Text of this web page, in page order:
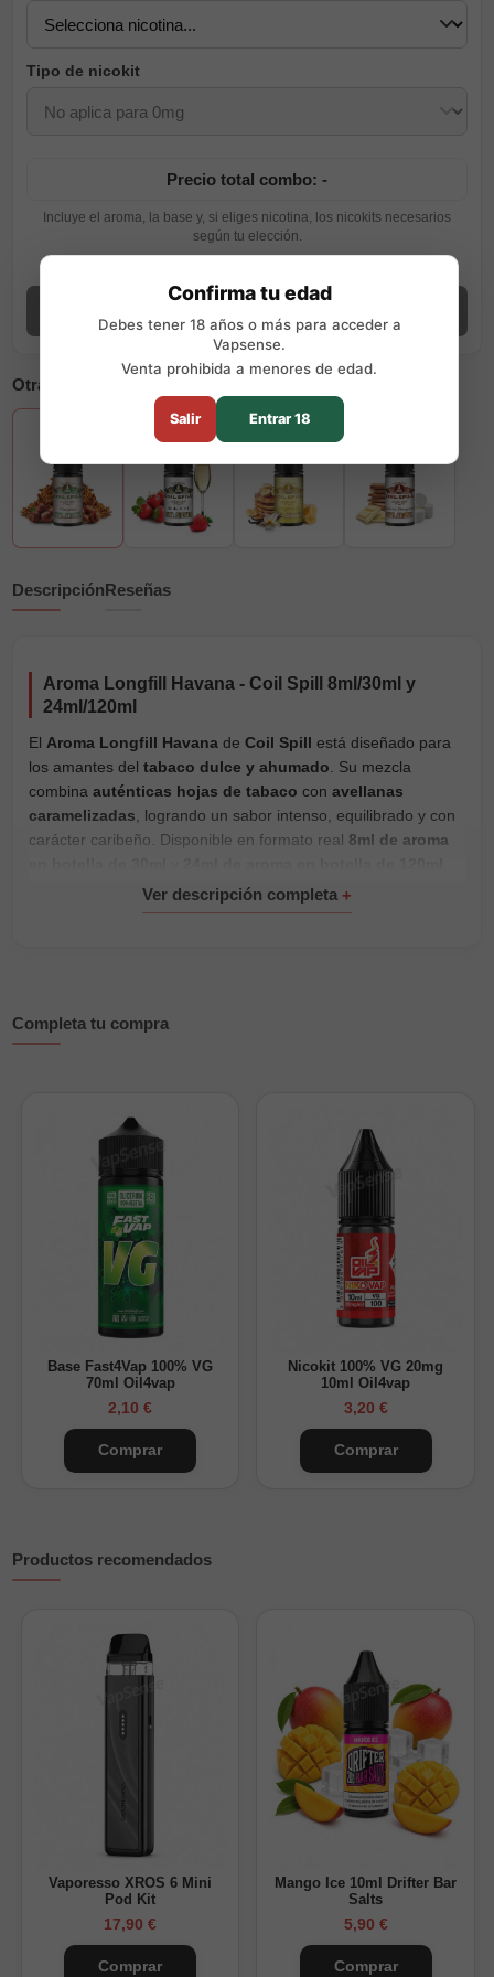
Tipo de nicokit
Precio total combo: -
Incluye el aroma, la base y, si eliges nicotina, los nicokits necesarios
según tu elección.
Otras opciones disponibles
DescripciónReseñas
Aroma Longfill Havana - Coil Spill 8ml/30ml y
24ml/120ml
El Aroma Longfill Havana deCoil Spill está diseñado para
los amantes deltabaco dulce y ahumado . Su mezcla
combinaauténticas hojas de tabaco conavellanas
caramelizadas , logrando un sabor intenso, equilibrado y con
carácter caribeño. Disponible en formato real 8ml de aroma
100% PGysin nicotina. Perfecto para preparar
bases para e-liquidy nicokits dentro de la categoría de
Composición: 100% PG
Formatos: 8ml en botella de 30ml; 24ml en botella de
caramelizadas
Sin nicotina; personalizable con base y nicokits
Envase PET seguro con tapón a prueba de niños
Maceración recomendada: 15–20 días
¿Cómo preparar tu Longfill?
Diluye el aroma en una base PG/VG y añade nicokits para
ajustar la nicotina. Al tratarse de un perfil tabaquil, se
matices del tabaco y el dulzor de la avellana.
¿Cuánta nicotina tendrá tu Longfill 30ml?
Nicotina final (mg/ml)
Solo base (0mg) 0 mg/ml
1 nicokit + Base
2 nicokits + Base 13 mg/ml
¿Cuánta nicotina tendrá tu Longfill 120ml?
Completa tu compra
Base Fast4Vap 100% VG
70ml Oil4vap
2,10 €
Comprar
Nicokit 100% VG 20mg
10ml Oil4vap
3,20 €
Comprar
Productos recomendados
Vaporesso XROS 6 Mini
Pod Kit
17,90 €
Comprar
Mango Ice 10ml Drifter Bar
Salts
5,90 €
Comprar
Confirma tu edad
Debes tener 18 años o más para acceder a
Vapsense.
Venta prohibida a menores de edad.
Salir Entrar 18